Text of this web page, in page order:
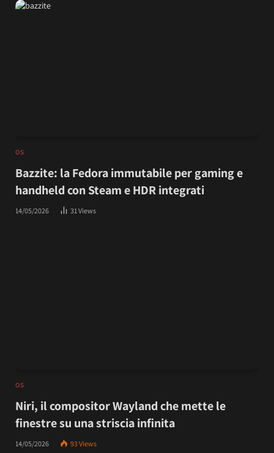
OS
Bazzite: la Fedora immutabile per gaming e
handheld con Steam e HDR integrati
14/05/2026 31 Views
OS
Niri, il compositor Wayland che mette le
finestre su una striscia infinita
14/05/2026 93Views